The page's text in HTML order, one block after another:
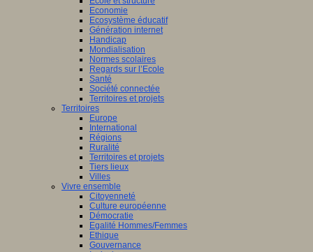
Economie
Ecosystème éducatif
Génération internet
Handicap
Mondialisation
Normes scolaires
Regards sur l’Ecole
Santé
Société connectée
Territoires et projets
Territoires
Europe
International
Régions
Ruralité
Territoires et projets
Tiers lieux
Villes
Vivre ensemble
Citoyenneté
Culture européenne
Démocratie
Egalité Hommes/Femmes
Ethique
Gouvernance